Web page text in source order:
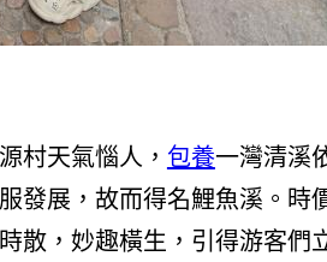
村天氣惱人， 包養一灣清溪
發展，故而得名鯉魚溪。時
散，妙趣橫生，引得游客們